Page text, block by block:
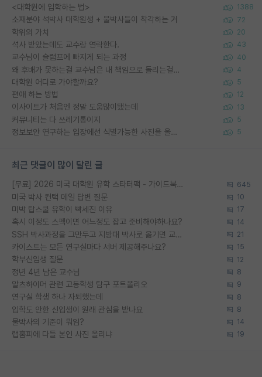
<대학원에 입학하는 법> 1388
소재분야 석박사 대학원생 + 물박사들이 착각하는 거 72
학위의 가치 20
석사 받았는데도 교수랑 연락한다. 43
교수님이 슬럼프에 빠지게 되는 과정 40
왜 후배가 못하는걸 교수님은 내 책임으로 돌리는걸까요? 4
대학원 어디로 가야할까요? 5
편애 하는 방법 12
이사이트가 처음엔 정말 도움많이됐는데 13
커뮤니티는 다 쓰레기통이지 5
정보보안 연구하는 입장에선 식별가능한 사진을 올리는건 비추이긴함 5
최근 댓글이 많이 달린 글
[무료] 2026 미국 대학원 유학 스타터팩 - 가이드북 & 합격자 컨택메일 템플릿 645
미국 박사 컨택 메일 답변 질문 10
미박 탑스쿨 유학이 빡세진 이유 17
혹시 이정도 스펙이면 어느정도 잡고 준비해야하나요? 14
SSH 박사과정을 그만두고 지방대 박사로 옮기면 교수의 꿈은 끝일까요? 21
카이스트는 모든 연구실마다 서버 제공해주나요? 15
학부신입생 질문 12
정년 4년 남은 교수님 8
알츠하이머 관련 고등학생 탐구 포트폴리오 9
연구실 학생 하나 자퇴했는데 8
입학도 안한 신입생이 원래 관심을 받나요 8
물박사의 기준이 뭐임? 14
랩홈피에 다들 본인 사진 올리냐 19